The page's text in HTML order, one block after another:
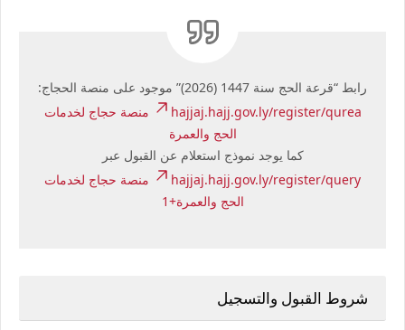
رابط “قرعة الحج سنة 1447 (2026)” موجود على منصة الحجاج:
hajjaj.hajj.gov.ly/register/qurea
منصة حجاج لخدمات
الحج والعمرة
كما يوجد نموذج استعلام عن القبول عبر
hajjaj.hajj.gov.ly/register/query
منصة حجاج لخدمات
الحج والعمرة+1
شروط القبول والتسجيل